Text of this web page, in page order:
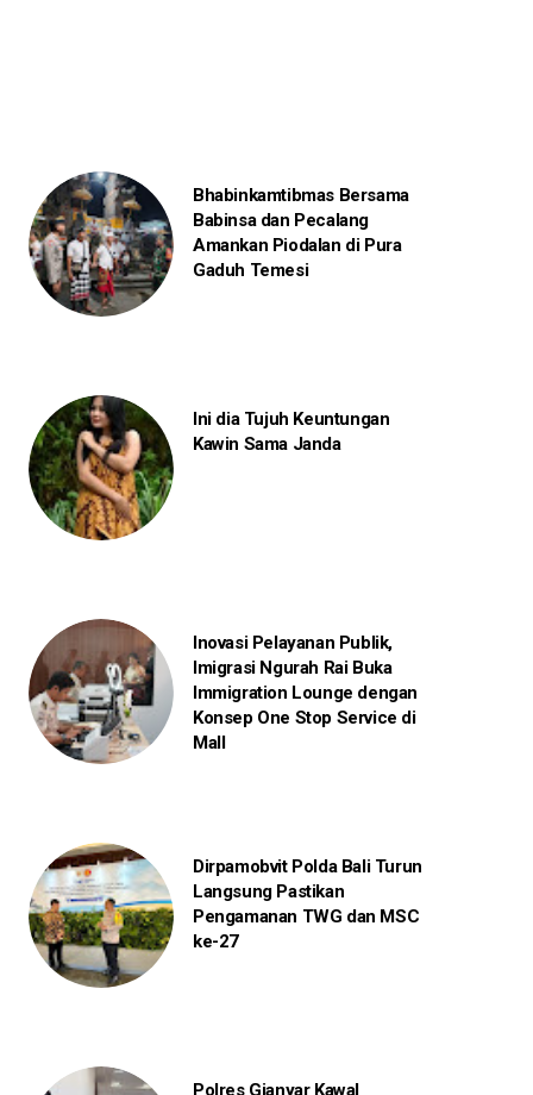
Bhabinkamtibmas Bersama
Babinsa dan Pecalang
Amankan Piodalan di Pura
Gaduh Temesi
Ini dia Tujuh Keuntungan
Kawin Sama Janda
Inovasi Pelayanan Publik,
Imigrasi Ngurah Rai Buka
Immigration Lounge dengan
Konsep One Stop Service di
Mall
Dirpamobvit Polda Bali Turun
Langsung Pastikan
Pengamanan TWG dan MSC
ke-27
Polres Gianyar Kawal